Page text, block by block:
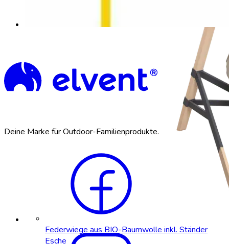
Federwiege aus BIO-Baumwolle inkl. Ständer
Esche
Deine Marke für Outdoor-Familienprodukte.